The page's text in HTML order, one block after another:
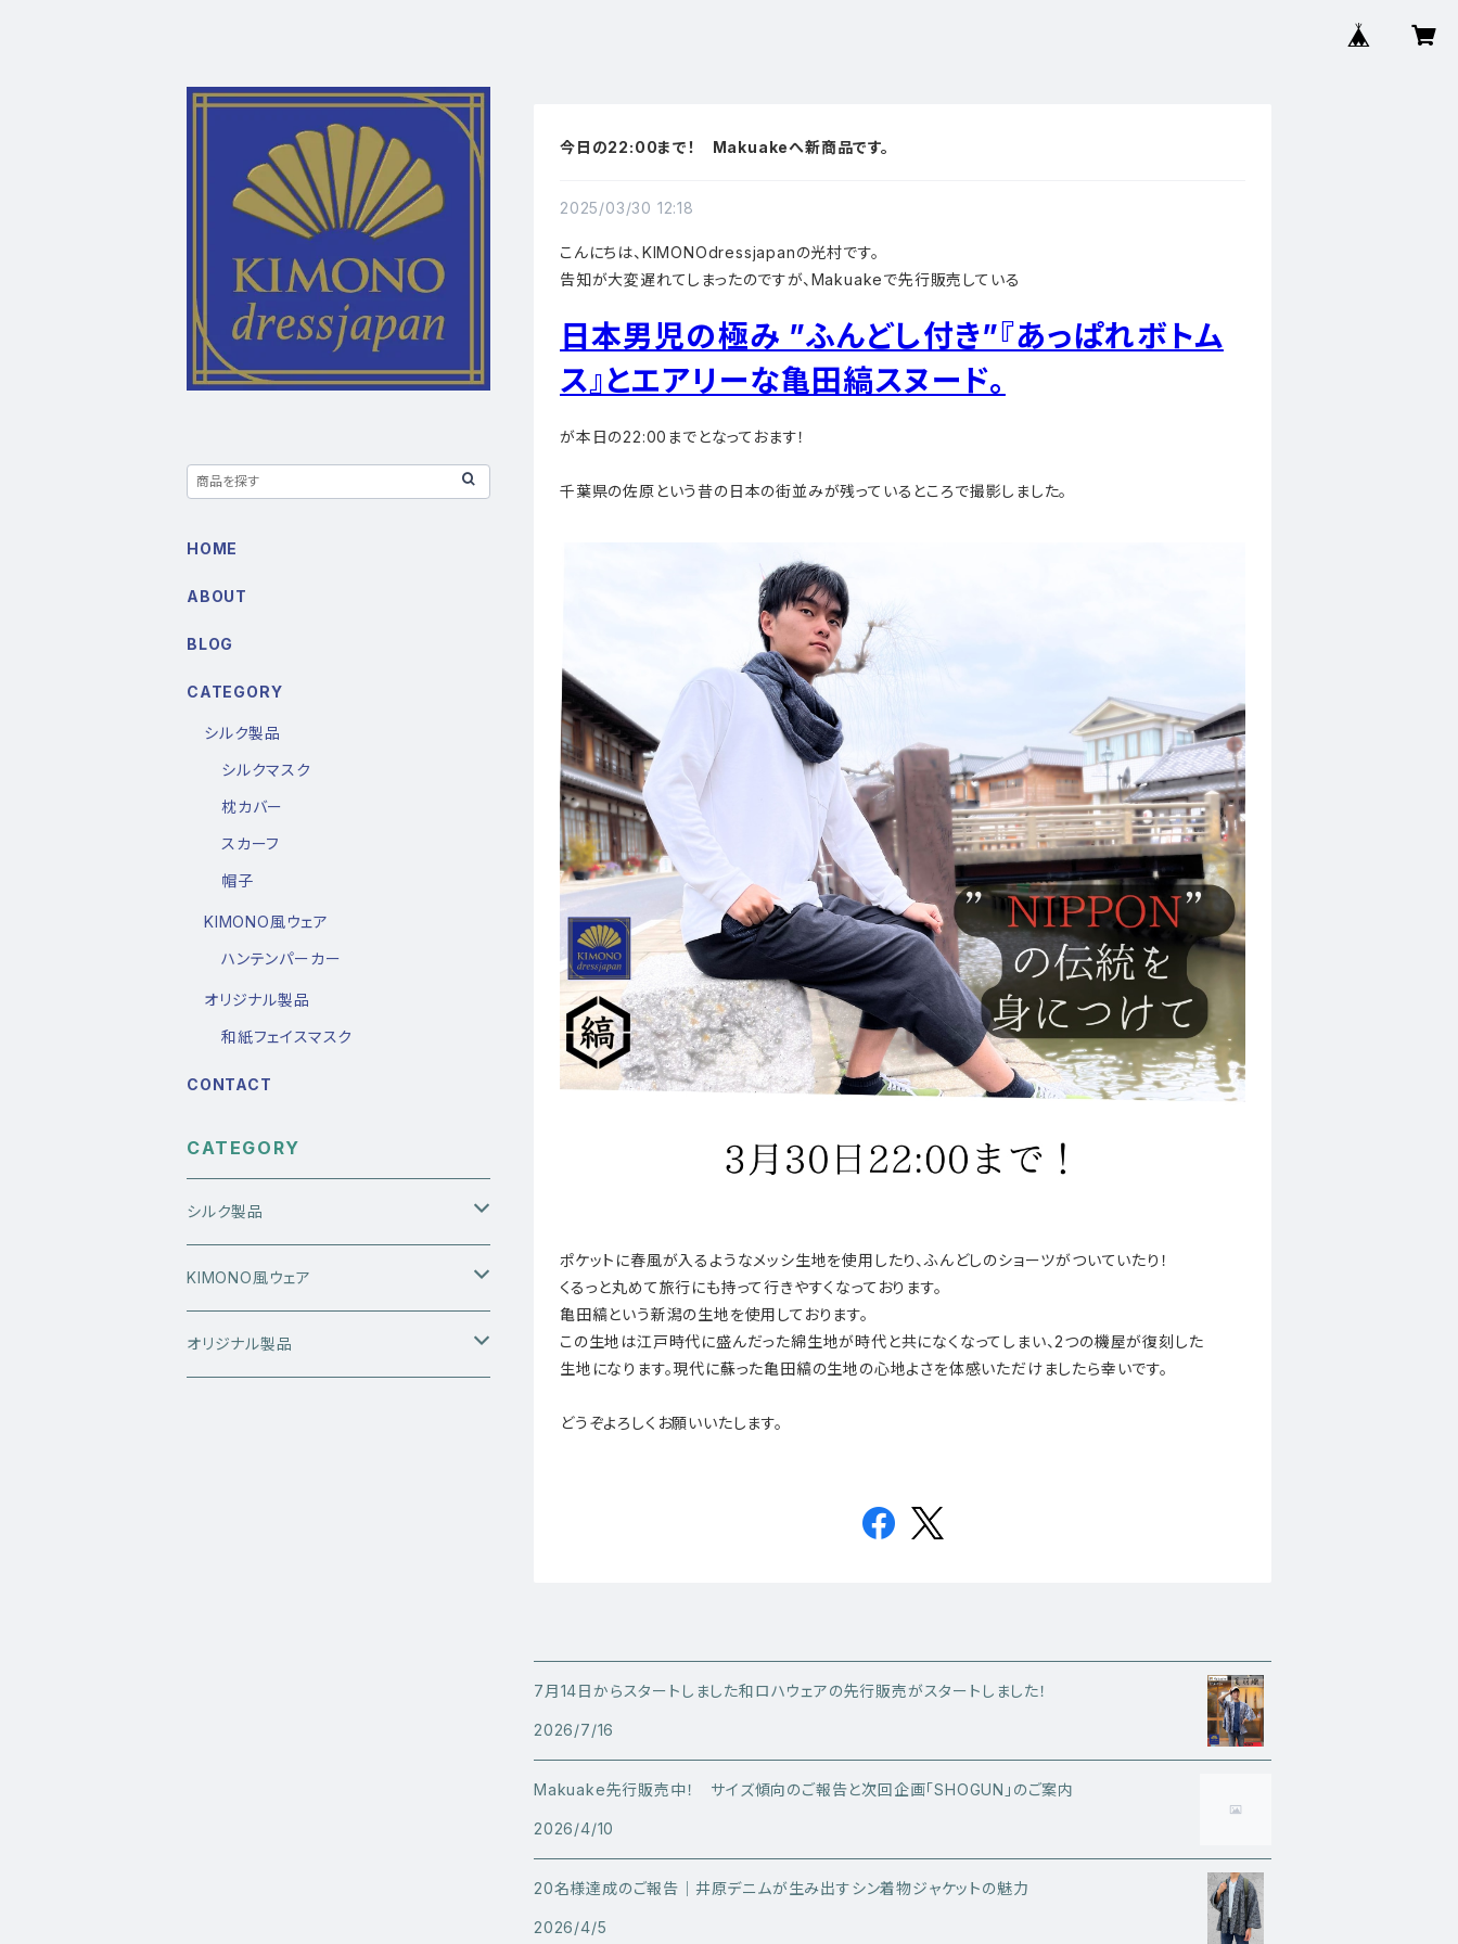
今日の22:00まで！ Makuakeへ新商品です。
2025/03/30 12:18
こんにちは、KIMONOdressjapanの光村です。
告知が大変遅れてしまったのですが、Makuakeで先行販売している
日本男児の極み ”ふんどし付き”『あっぱれボトム
ス』とエアリーな亀田縞スヌード。
が本日の22:00までとなっておます！
千葉県の佐原という昔の日本の街並みが残っているところで撮影しました。
ポケットに春風が入るようなメッシ生地を使用したり、ふんどしのショーツがついていたり！
くるっと丸めて旅行にも持って行きやすくなっております。
亀田縞という新潟の生地を使用しております。
この生地は江戸時代に盛んだった綿生地が時代と共になくなってしまい、2つの機屋が復刻した
生地になります。現代に蘇った亀田縞の生地の心地よさを体感いただけましたら幸いです。
どうぞよろしくお願いいたします。
7月14日からスタートしました和ロハウェアの先行販売がスタートしました！
2026/7/16
Makuake先行販売中！ サイズ傾向のご報告と次回企画「SHOGUN」のご案内
2026/4/10
20名様達成のご報告｜井原デニムが生み出すシン着物ジャケットの魅力
2026/4/5
HOME
ABOUT
BLOG
CATEGORY
シルク製品
シルクマスク
枕カバー
スカーフ
帽子
KIMONO風ウェア
ハンテンパーカー
オリジナル製品
和紙フェイスマスク
CONTACT
CATEGORY
シルク製品
シルクマスク
枕カバー
KIMONO風ウェア
ハンテンパーカー
オリジナル製品